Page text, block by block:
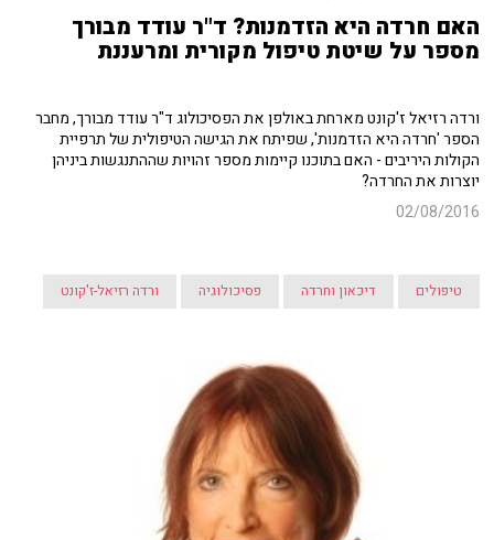
האם חרדה היא הזדמנות? ד"ר עודד מבורך
מספר על שיטת טיפול מקורית ומרעננת
ורדה רזיאל ז'קונט מארחת באולפן את הפסיכולוג ד"ר עודד מבורך, מחבר
הספר 'חרדה היא הזדמנות', שפיתח את הגישה הטיפולית של תרפיית
הקולות היריבים - האם בתוכנו קיימות מספר זהויות שההתנגשות ביניהן
יוצרות את החרדה?
02/08/2016
טיפולים דיכאון וחרדה פסיכולוגיה ורדה רזיאל-ז'קונט